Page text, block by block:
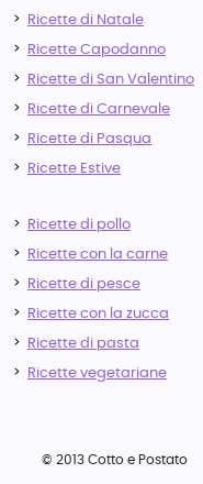
Ricette di Natale
Ricette Capodanno
Ricette di San Valentino
Ricette di Carnevale
Ricette di Pasqua
Ricette Estive
Ricette di pollo
Ricette con la carne
Ricette di pesce
Ricette con la zucca
Ricette di pasta
Ricette vegetariane
© 2013 Cotto e Postato